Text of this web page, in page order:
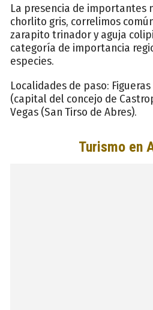
La presencia de importantes
chorlito gris, correlimos
zarapito trinador y aguja
categoría de importancia
especies.
Localidades de paso:
(capital del concejo de
Vegas (San Tirso de Abres).